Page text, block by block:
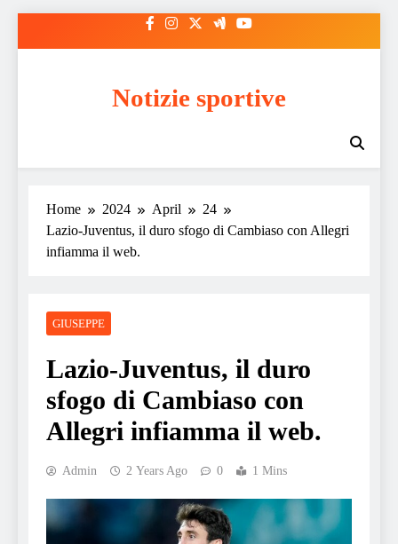
Notizie sportive
Home 2024 April
24
Lazio-Juventus, il duro sfogo di Cambiaso con Allegri
infiamma il web.
GIUSEPPE
Lazio-Juventus, il duro
sfogo di Cambiaso con
Allegri infiamma il web.
Admin 2 Years Ago 0 1 Mins